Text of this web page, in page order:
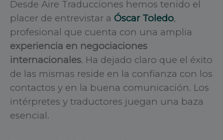
Desde Aire Traducciones hemos tenido el
placer de entrevistar a Óscar Toledo,
profesional que cuenta con una amplia
experiencia en negociaciones
internacionales. Ha dejado claro que el éxito
de las mismas reside en la confianza con los
contactos y en la buena comunicación. Los
intérpretes y traductores juegan una baza
esencial.